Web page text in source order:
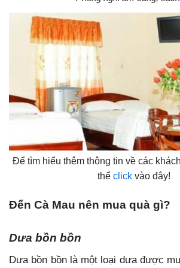
Để tìm hiểu thêm thông tin về các
thể click vào đây!
Đến Cà Mau nên mua quà gì?
Dưa bồn bồn
Dưa bồn bồn là một loại dưa được